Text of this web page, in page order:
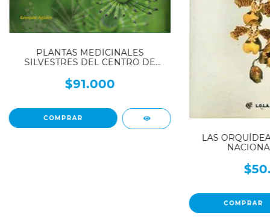
PLANTAS MEDICINALES
SILVESTRES DEL CENTRO DE
reconocimiento y uso terapéutico -
TOMO 1
$91.000
LAS